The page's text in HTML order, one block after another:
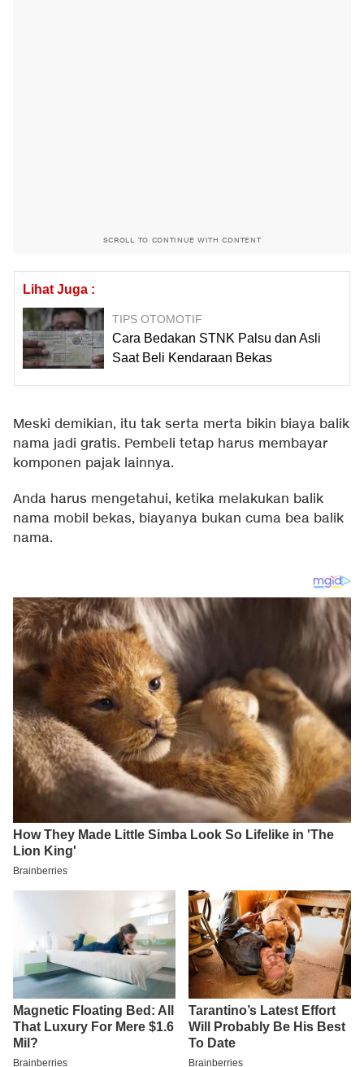
SCROLL TO CONTINUE WITH CONTENT
Lihat Juga :
TIPS OTOMOTIF
Cara Bedakan STNK Palsu dan Asli
Saat Beli Kendaraan Bekas
Meski demikian, itu tak serta merta bikin biaya balik
nama jadi gratis. Pembeli tetap harus membayar
komponen pajak lainnya.
Anda harus mengetahui, ketika melakukan balik
nama mobil bekas, biayanya bukan cuma bea balik
nama.